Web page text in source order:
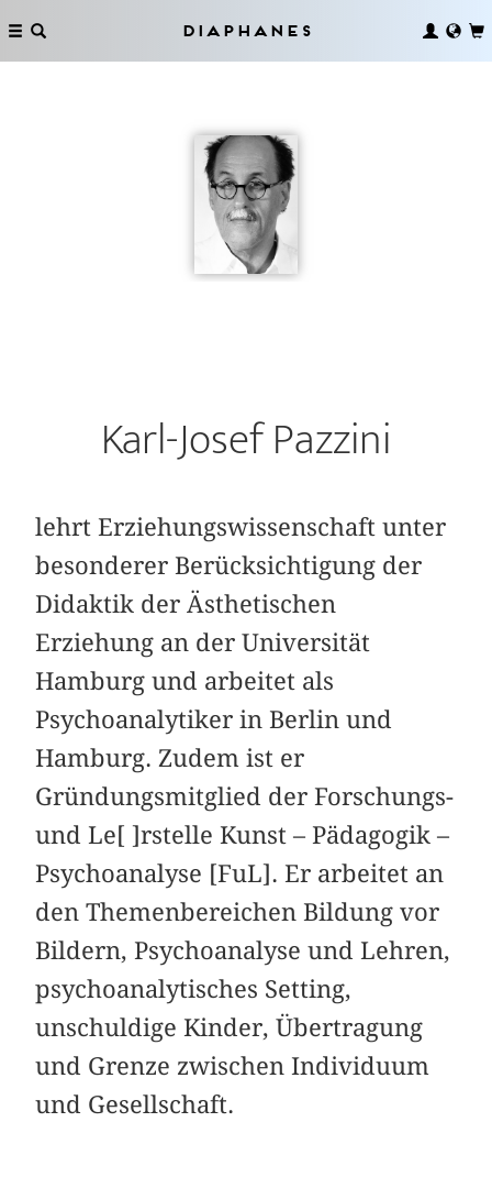
Diaphanes
Karl-Josef Pazzini
lehrt Erziehungswissenschaft unter
besonderer Berücksichtigung der
Didaktik der Ästhetischen
Erziehung an der Universität
Hamburg und arbeitet als
Psychoanalytiker in Berlin und
Hamburg. Zudem ist er
Gründungsmitglied der Forschungs-
und Le[ ]rstelle Kunst – Pädagogik –
Psychoanalyse [FuL]. Er arbeitet an
den Themenbereichen Bildung vor
Bildern, Psychoanalyse und Lehren,
psychoanalytisches Setting,
unschuldige Kinder, Übertragung
und Grenze zwischen Individuum
und Gesellschaft.